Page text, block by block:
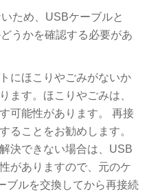
ため、USBケーブルと
うかを確認する必要があ
にほこりやごみがないか
ます。ほこりやごみは、
可能性があります。 再接
ることをお勧めします。
決できない場合は、USB
がありますので、元のケ
ブルを交換してから再接続